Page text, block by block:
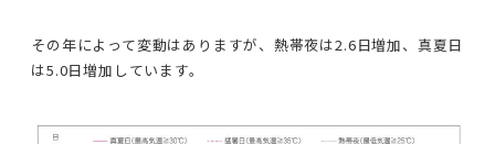
その年によって変動はありますが、熱帯夜は2.6日増加、真夏日
は5.0日増加しています。